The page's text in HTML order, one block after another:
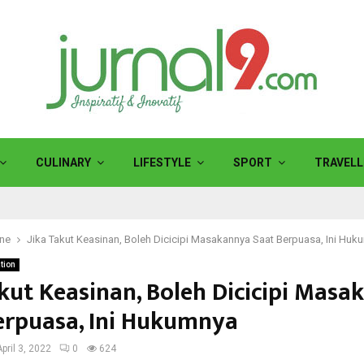
CULINARY LIFESTYLE SPORT
Jika Takut Keasinan, Boleh Dicicipi Masakannya Saat Berpuasa, Ini
Keasinan, Boleh Dicicipi
Ini Hukumnya
3, 2022 0 624